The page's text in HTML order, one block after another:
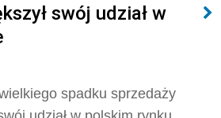
swój udział w
spadku sprzedaży